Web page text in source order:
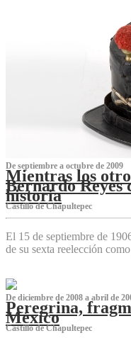
De septiembre a octubre de 2009
Mientras los
Bernardo Reyes
historia
Castillo de Chapultepec
El 15 de septiembre de
de su sexta reelección
De diciembre de 2008 a abril de
Peregrina,
México
Castillo de Chapultepec